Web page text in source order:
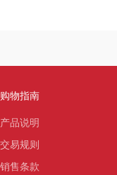
购物指南
产品说明
交易规则
销售条款